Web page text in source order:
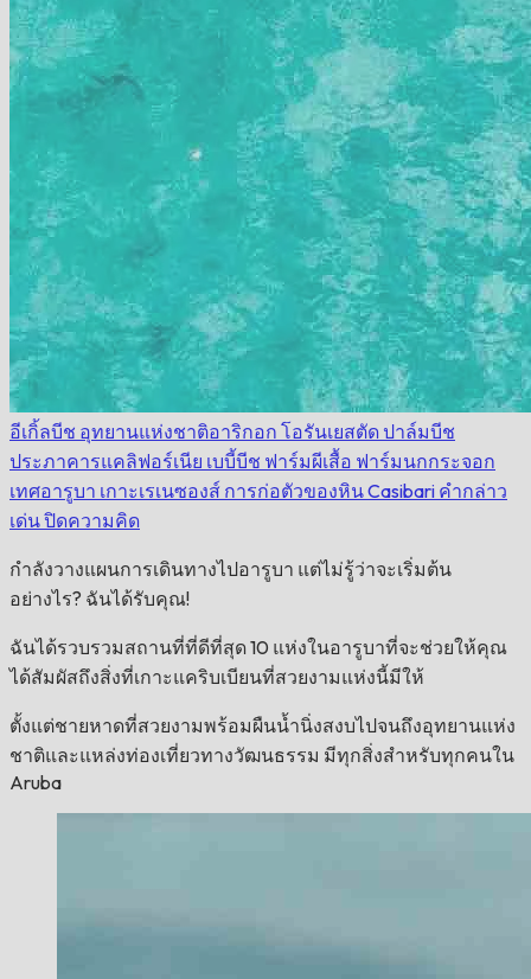
อีเกิ้ลบีช อุทยานแห่งชาติอาริกอก โอรันเยสตัด ปาล์มบีช
ประภาคารแคลิฟอร์เนีย เบบี้บีช ฟาร์มผีเสื้อ ฟาร์มนกกระจอก
เทศอารูบา เกาะเรเนซองส์ การก่อตัวของหิน Casibari คำกล่าว
เด่นปิดความคิด
กำลังวางแผนการเดินทางไปอารูบา แต่ไม่รู้ว่าจะเริ่มต้น
อย่างไร? ฉันได้รับคุณ!
ฉันได้รวบรวมสถานที่ที่ดีที่สุด 10 แห่งในอารูบาที่จะช่วยให้คุณ
ได้สัมผัสถึงสิ่งที่เกาะแคริบเบียนที่สวยงามแห่งนี้มีให้
ตั้งแต่ชายหาดที่สวยงามพร้อมผืนน้ำนิ่งสงบไปจนถึงอุทยานแห่ง
ชาติและแหล่งท่องเที่ยวทางวัฒนธรรม มีทุกสิ่งสำหรับทุกคนใน
Aruba